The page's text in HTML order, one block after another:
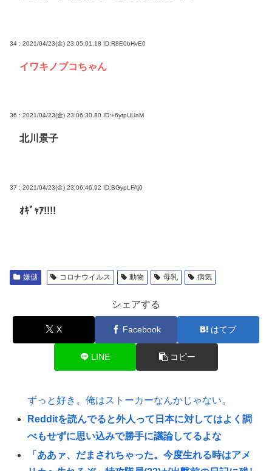
34 : 2021/04/23(金) 23:05:01.18 ID:R8E0bHvE0
イワキノブコちゃん
36 : 2021/04/23(金) 23:06:30.80 ID:+6ytpUUaM
北川景子
37 : 2021/04/23(金) 23:06:46.92 ID:BGypLFAj0
ｵｷﾞｬｱ!!!!
嫌儲 コロナウイルス 動物 母乳 病気
シェアする
X Facebook はてブ
LINE コピー
ずっと好き。俺はストーカーなんかじゃない。
Redditを読んでると外人って日本に対してはよく調
べもせずに思い込みで勝手に議論してるよな
「ああァ、だまされちゃった。今度生れる時はアメ